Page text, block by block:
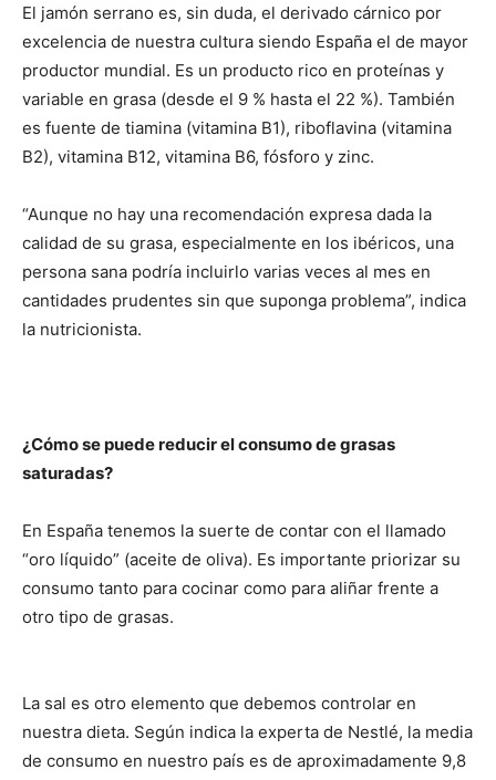
El jamón serrano es, sin duda, el derivado cárnico por
excelencia de nuestra cultura siendo España el de mayor
productor mundial. Es un producto rico en proteínas y
variable en grasa (desde el 9 % hasta el 22 %). También
es fuente de tiamina (vitamina B1), riboflavina (vitamina
B2), vitamina B12, vitamina B6, fósforo y zinc.
“Aunque no hay una recomendación expresa dada la
calidad de su grasa, especialmente en los ibéricos, una
persona sana podría incluirlo varias veces al mes en
cantidades prudentes sin que suponga problema”, indica
la nutricionista.
¿Cómo se puede reducir el consumo de grasas
saturadas?
En España tenemos la suerte de contar con el llamado
“oro líquido” (aceite de oliva). Es importante priorizar su
consumo tanto para cocinar como para aliñar frente a
otro tipo de grasas.
La sal es otro elemento que debemos controlar en
nuestra dieta. Según indica la experta de Nestlé, la media
de consumo en nuestro país es de aproximadamente 9,8